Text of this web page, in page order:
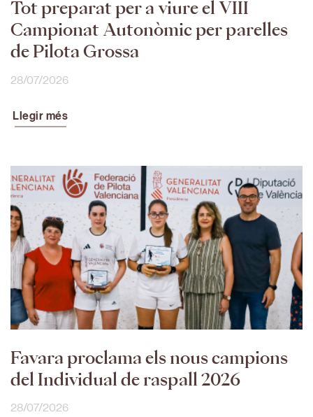
Tot preparat per a viure el VIII
Campionat Autonòmic per parelles
de Pilota Grossa
28/07/2026
Llegir més
Favara proclama els nous campions
del Individual de raspall 2026
28/07/2026